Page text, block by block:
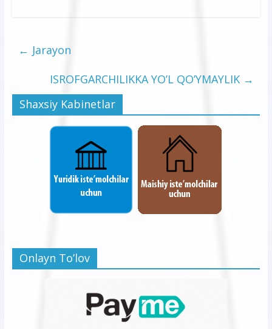
← Jarayon
ISROFGARCHILIKKA YO’L QO’YMAYLIK →
Shaxsiy Kabinetlar
Onlayn To’lov